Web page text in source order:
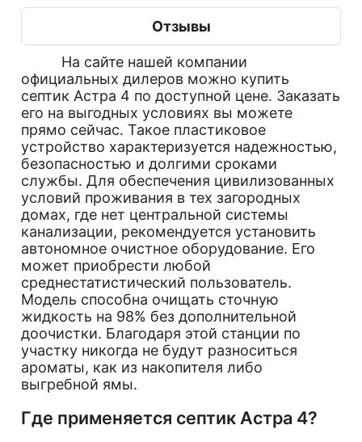
Отзывы
На сайте нашей компании
официальных дилеров можно купить
септик Астра 4 по доступной цене. Заказать
его на выгодных условиях вы можете
прямо сейчас. Такое пластиковое
устройство характеризуется надежностью,
безопасностью и долгими сроками
службы. Для обеспечения цивилизованных
условий проживания в тех загородных
домах, где нет центральной системы
канализации, рекомендуется установить
автономное очистное оборудование. Его
может приобрести любой
среднестатистический пользователь.
Модель способна очищать сточную
жидкость на 98% без дополнительной
доочистки. Благодаря этой станции по
участку никогда не будут разноситься
ароматы, как из накопителя либо
выгребной ямы.
Где применяется септик Астра 4?